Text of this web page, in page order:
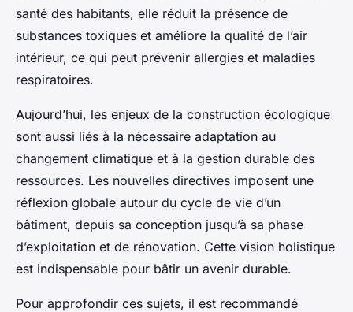
santé des habitants, elle réduit la présence de
substances toxiques et améliore la qualité de l’air
intérieur, ce qui peut prévenir allergies et maladies
respiratoires.
Aujourd’hui, les enjeux de la construction écologique
sont aussi liés à la nécessaire adaptation au
changement climatique et à la gestion durable des
ressources. Les nouvelles directives imposent une
réflexion globale autour du cycle de vie d’un
bâtiment, depuis sa conception jusqu’à sa phase
d’exploitation et de rénovation. Cette vision holistique
est indispensable pour bâtir un avenir durable.
Pour approfondir ces sujets, il est recommandé